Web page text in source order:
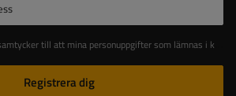
som lämnas i kontaktformuläret behandlas i enlighet med Europaparlamentets och rådets förordning (EU).
Registrera dig